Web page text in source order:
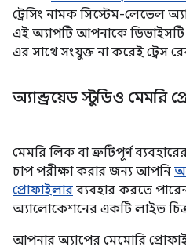
ট্রেসিং নামক সিস্টেম-লেভেল
এই অ্যাপটি আপনাকে ডিভাইসটি
এর সাথে সংযুক্ত না করেই ট্রেস
অ্যান্ড্রয়েড স্টুডিও মেমরি
মেমরি লিক বা ত্রুটিপূর্ণ
চাপ পরীক্ষা করার জন্য আপনি
প্রোফাইলার ব্যবহার করতে
অ্যালোকেশনের একটি লাইভ
আপনার অ্যাপের মেমোরি